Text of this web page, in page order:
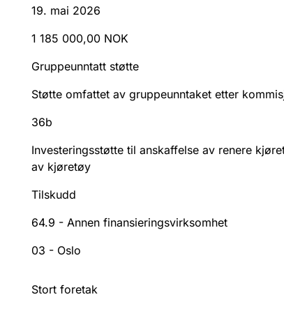
19. mai 2026
1 185 000,00 NOK
Gruppeunntatt støtte
Støtte omfattet av gruppeunntaket etter
36b
Investeringsstøtte til anskaffelse av renere
av kjøretøy
Tilskudd
64.9 - Annen finansieringsvirksomhet
03 - Oslo
Stort foretak